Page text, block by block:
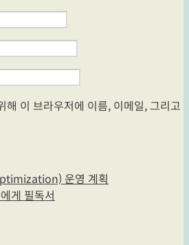
해 이 브라우저에 이름, 이메일, 그리고
운영 계획
게 필독서